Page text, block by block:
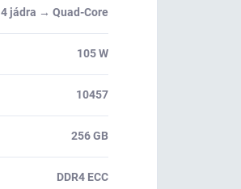
4 jádra → Quad-Core
105 W
10457
256 GB
DDR4 ECC